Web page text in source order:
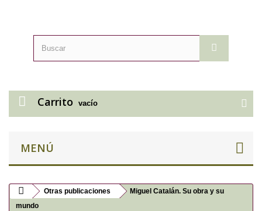
Carrito vacío
MENÚ
Otras publicaciones
Miguel Catalán. Su obra y su
mundo